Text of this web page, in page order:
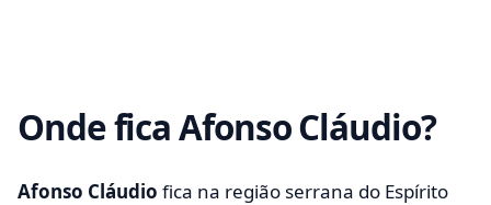
Onde fica Afonso Cláudio?
Afonso Cláudio fica na região serrana do Espírito